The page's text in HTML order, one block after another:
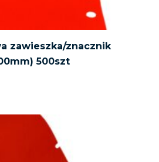
zawieszka/znacznik
500szt